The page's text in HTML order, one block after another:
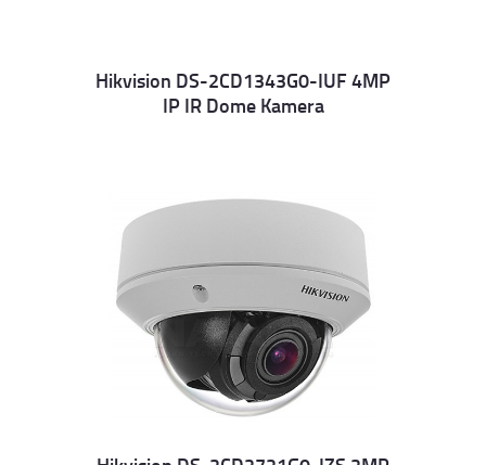
Details
Hikvision DS-2CD1343G0-IUF 4MP
IP IR Dome Kamera